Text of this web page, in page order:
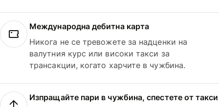
Международна дебитна карта
Никога не се тревожете за надценки на
валутния курс или високи такси за
трансакции, когато харчите в чужбина.
Изпращайте пари в чужбина, спестете от такси